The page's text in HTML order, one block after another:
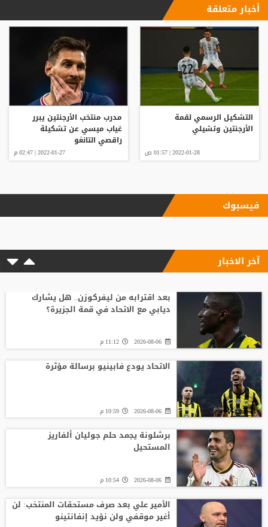
أخبار متعلقة
التشكيل الرسمي لقمة
الأرجنتين وتشيلي
2022-01-28 | 01:57 ص
مدرب منتخب الأرجنتين يبرر
غياب ميسي عن تشكيلة
راقصي التانغو
2022-01-27 | 02:47 م
فيسبوك
آخر الاخبار
بعد اقترابه من ليفركوزن.. هل يشارك
ديابي مع الاتحاد في قمة الجزيرة؟
2026-08-06 11:12 م
الاتحاد يودع فابينيو برسالة مؤثرة
2026-08-06 10:59 م
برشلونة يجمد حلم جوليان ألفاريز
المستحيل
2026-08-06 10:54 م
الأمير علي بعد صرف مستحقات المنتخب: لن
أغير موقفي ولن نؤيد إنفانتينو